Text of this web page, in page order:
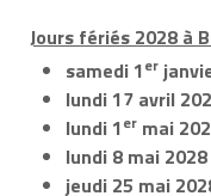
Jours fériés 2028 à
samedi 1er
lundi 17 avril
lundi 1er mai
lundi 8 mai 2028
jeudi 25 mai